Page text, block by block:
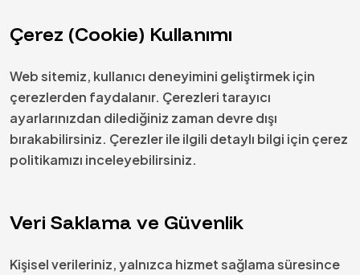
Çerez (Cookie) Kullanımı
Web sitemiz, kullanıcı deneyimini geliştirmek için
çerezlerden faydalanır. Çerezleri tarayıcı
ayarlarınızdan dilediğiniz zaman devre dışı
bırakabilirsiniz. Çerezler ile ilgili detaylı bilgi için çerez
politikamızı inceleyebilirsiniz.
Veri Saklama ve Güvenlik
Kişisel verileriniz, yalnızca hizmet sağlama süresince